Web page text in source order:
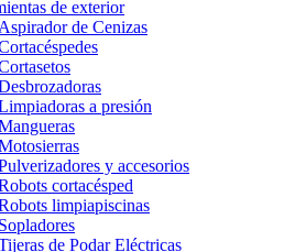
de exterior
Aspirador de Cenizas
a presión
y accesorios
cortacésped
limpiapiscinas
Sopladores
de Podar Eléctricas